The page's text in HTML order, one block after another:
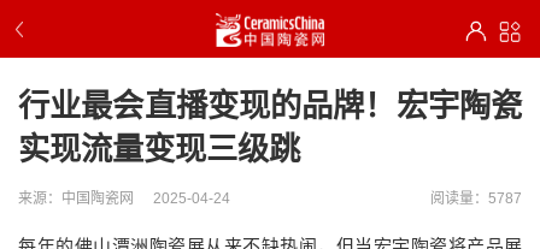
行业最会直播变现的品牌！宏宇陶瓷
实现流量变现三级跳
来源：中国陶瓷网 2025-04-24 阅读量：5787